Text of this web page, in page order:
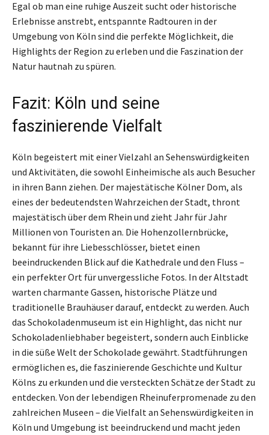
Egal ob man eine ruhige Auszeit sucht oder historische
Erlebnisse anstrebt, entspannte Radtouren in der
Umgebung von Köln sind die perfekte Möglichkeit, die
Highlights der Region zu erleben und die Faszination der
Natur hautnah zu spüren.
Fazit: Köln und seine
faszinierende Vielfalt
Köln begeistert mit einer Vielzahl an Sehenswürdigkeiten
und Aktivitäten, die sowohl Einheimische als auch Besucher
in ihren Bann ziehen. Der majestätische Kölner Dom, als
eines der bedeutendsten Wahrzeichen der Stadt, thront
majestätisch über dem Rhein und zieht Jahr für Jahr
Millionen von Touristen an. Die Hohenzollernbrücke,
bekannt für ihre Liebesschlösser, bietet einen
beeindruckenden Blick auf die Kathedrale und den Fluss –
ein perfekter Ort für unvergessliche Fotos. In der Altstadt
warten charmante Gassen, historische Plätze und
traditionelle Brauhäuser darauf, entdeckt zu werden. Auch
das Schokoladenmuseum ist ein Highlight, das nicht nur
Schokoladenliebhaber begeistert, sondern auch Einblicke
in die süße Welt der Schokolade gewährt. Stadtführungen
ermöglichen es, die faszinierende Geschichte und Kultur
Kölns zu erkunden und die versteckten Schätze der Stadt zu
entdecken. Von der lebendigen Rheinuferpromenade zu den
zahlreichen Museen – die Vielfalt an Sehenswürdigkeiten in
Köln und Umgebung ist beeindruckend und macht jeden